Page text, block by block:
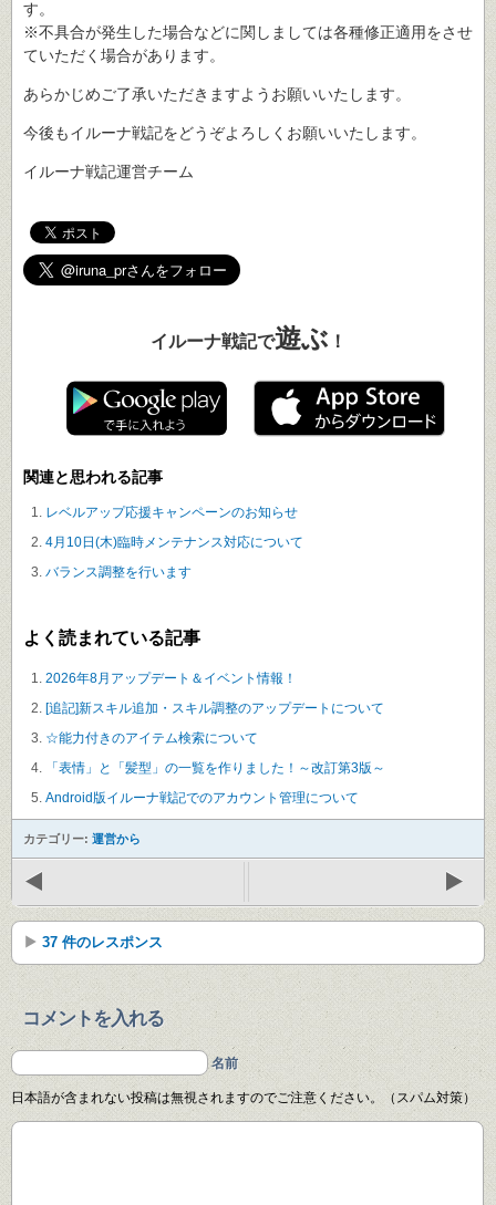
す。
※不具合が発生した場合などに関しましては各種修正適用をさせ
ていただく場合があります。
あらかじめご了承いただきますようお願いいたします。
今後もイルーナ戦記をどうぞよろしくお願いいたします。
イルーナ戦記運営チーム
イルーナ戦記で遊ぶ ！
関連と思われる記事
レベルアップ応援キャンペーンのお知らせ
4月10日(木)臨時メンテナンス対応について
バランス調整を行います
よく読まれている記事
2026年8月アップデート＆イベント情報！
[追記]新スキル追加・スキル調整のアップデートについて
☆能力付きのアイテム検索について
「表情」と「髪型」の一覧を作りました！～改訂第3版～
Android版イルーナ戦記でのアカウント管理について
カテゴリー: 運営から
37 件のレスポンス
コメントを入れる
名前
日本語が含まれない投稿は無視されますのでご注意ください。（スパム対策）